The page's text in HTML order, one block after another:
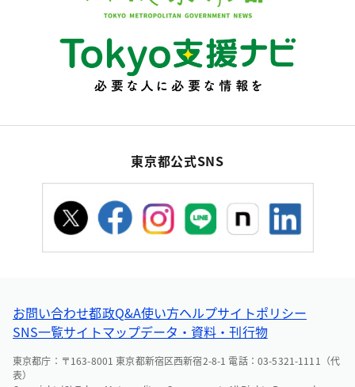
東京都公式SNS
お問い合わせ都政Q&A使い方ヘルプサイトポリシー
SNS一覧サイトマップデータ・資料・刊行物
東京都庁：〒163-8001 東京都新宿区西新宿2-8-1 電話：03-5321-1111（代
表）